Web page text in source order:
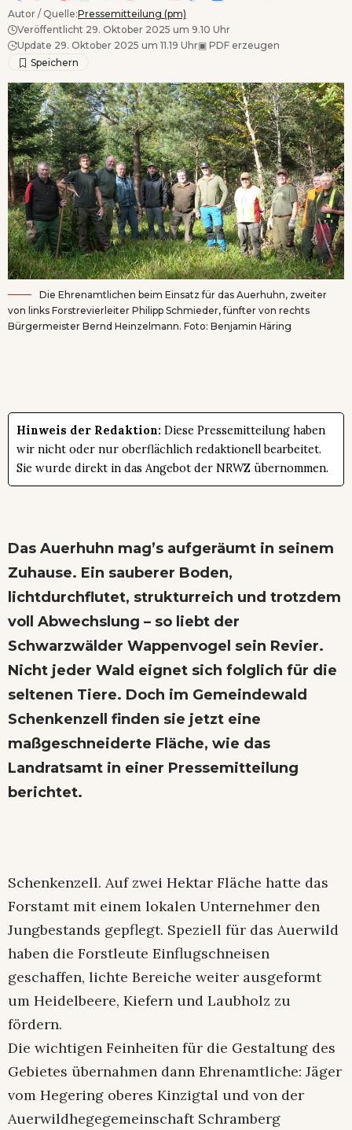
Autor / Quelle:Pressemitteilung (pm)
Veröffentlicht 29. Oktober 2025 um 9.10 Uhr
Update 29. Oktober 2025 um 11.19 Uhr▣ PDF erzeugen
Die Ehrenamtlichen beim Einsatz für das Auerhuhn, zweiter
von links Forstrevierleiter Philipp Schmieder, fünfter von rechts
Bürgermeister Bernd Heinzelmann. Foto: Benjamin Häring
Hinweis der Redaktion: Diese Pressemitteilung haben
wir nicht oder nur oberflächlich redaktionell bearbeitet.
Sie wurde direkt in das Angebot der NRWZ übernommen.
Das Auerhuhn mag’s aufgeräumt in seinem
Zuhause. Ein sauberer Boden,
lichtdurchflutet, strukturreich und trotzdem
voll Abwechslung – so liebt der
Schwarzwälder Wappenvogel sein Revier.
Nicht jeder Wald eignet sich folglich für die
seltenen Tiere. Doch im Gemeindewald
Schenkenzell finden sie jetzt eine
maßgeschneiderte Fläche, wie das
Landratsamt in einer Pressemitteilung
berichtet.
Schenkenzell. Auf zwei Hektar Fläche hatte das
Forstamt mit einem lokalen Unternehmer den
Jungbestands gepflegt. Speziell für das Auerwild
haben die Forstleute Einflugschneisen
geschaffen, lichte Bereiche weiter ausgeformt
um Heidelbeere, Kiefern und Laubholz zu
fördern.
Die wichtigen Feinheiten für die Gestaltung des
Gebietes übernahmen dann Ehrenamtliche: Jäger
vom Hegering oberes Kinzigtal und von der
Auerwildhegegemeinschaft Schramberg